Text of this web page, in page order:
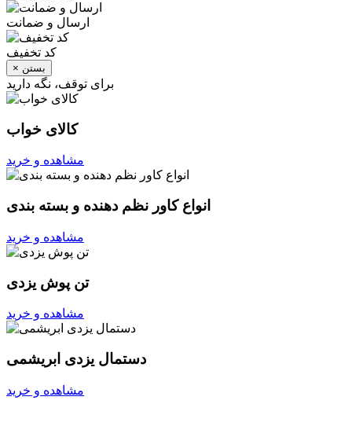
ارسال و ضمانت
کد تخفیف
× بستن
برای توقف، نگه دارید
کالای خواب
مشاهده و خرید
انواع کاور نظم دهنده و بسته بندی
مشاهده و خرید
تن پوش یزدی
مشاهده و خرید
دستمال یزدی ابریشمی
مشاهده و خرید